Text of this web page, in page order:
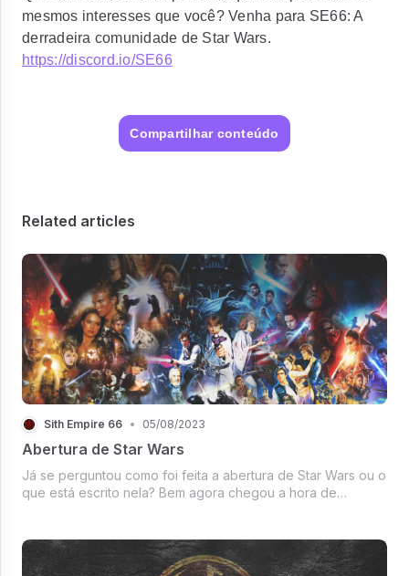
mesmos interesses que você? Venha para SE66: A
derradeira comunidade de Star Wars.
https://discord.io/SE66
Compartilhar conteúdo
Related articles
Sith Empire 66 • 05/08/2023
Abertura de Star Wars
Já se perguntou como foi feita a abertura de Star Wars ou o
que está escrito nela? Bem agora chegou a hora de